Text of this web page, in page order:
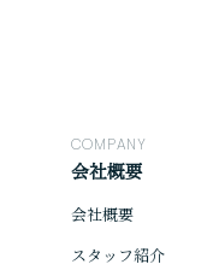
COMPANY
会社概要
会社概要
スタッフ紹介